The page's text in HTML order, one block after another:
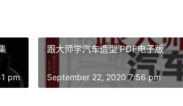
pm
跟大师学汽车造型 PDF电子版
September 22, 2020 7:56 pm